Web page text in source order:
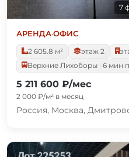
7
АРЕНДА·ОФИС
2 605.8 м²
этаж 2
Верхние Лихоборы · 6 мин
5 211 600 ₽/мес
2 000 ₽/м² в месяц
Россия, Москва,